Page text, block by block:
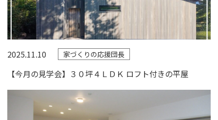
2025.11.10 家づくりの応援団長
【今月の見学会】３０坪４ＬＤＫ ロフト付きの平屋